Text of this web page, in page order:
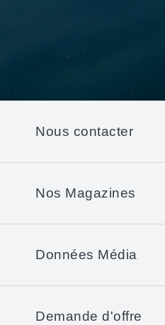
Nous contacter
Nos Magazines
Données Média
Demande d'offre